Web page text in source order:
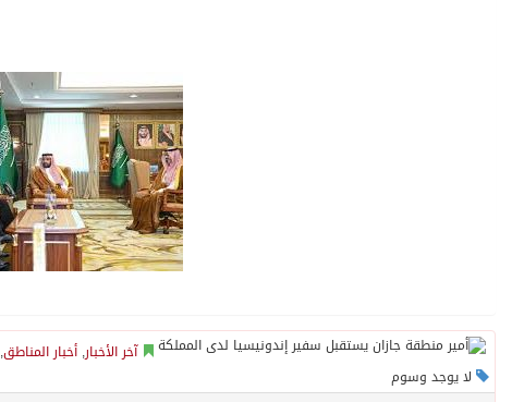
آخر الأخبار, أخبار المناطق,
لا يوجد وسوم